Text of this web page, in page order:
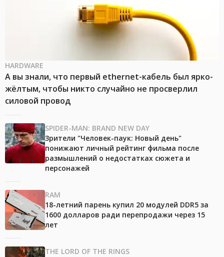
HARDWARE
А вы знали, что первый ethernet-кабель был ярко-
жёлтым, чтобы никто случайно не просверлил
силовой провод
SPIDER-MAN: BRAND NEW DAY
Зрители "Человек-паук: Новый день"
понижают личный рейтинг фильма после
размышлений о недостатках сюжета и
персонажей
RAM
18-летний парень купил 20 модулей DDR5 за
1600 долларов ради перепродажи через 15
лет
THE LORD OF THE RINGS